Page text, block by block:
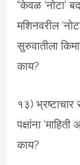
“केवळ ‘नोटा’
मशिनवरील
सुरुवातीला
काय?
१३) भ्रष्टाचार
पक्षांना
काय?